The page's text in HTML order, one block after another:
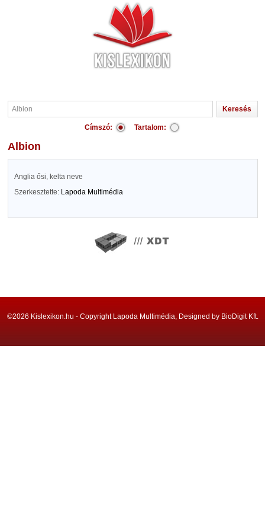
Címszó: Tartalom:
Albion
Anglia ősi, kelta neve
Szerkesztette: Lapoda Multimédia
©2026 Kislexikon.hu - Copyright Lapoda Multimédia, Designed by BioDigit Kft.